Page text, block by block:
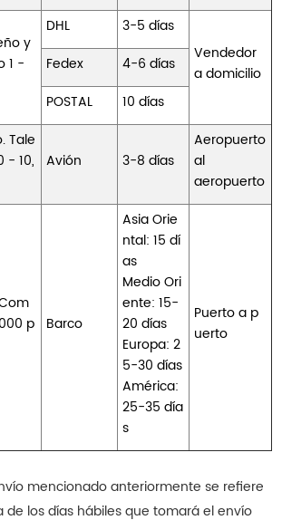
y
1 -
DHL
3-5 días
Vendedor
a domicilio
Fedex
4-6 días
POSTAL
10 días
Tale
- 10,
Avión 3-8 días
Aeropuerto
al
aeropuerto
p
Barco
Asia Orie
ntal: 15 dí
as
Medio Ori
ente: 15-
20 días
Europa: 2
5-30 días
América:
25-35 día
s
Puerto a p
uerto
mencionado anteriormente se refiere
de los días hábiles que tomará el envío